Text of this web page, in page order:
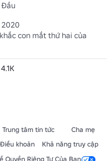
Đầu
2020
con mắt thứ hai của
4.1K
Trung tâm tin tức
Cha mẹ
Điều khoản
Khả năng truy cập
Quyền Riêng Tư Của Bạn